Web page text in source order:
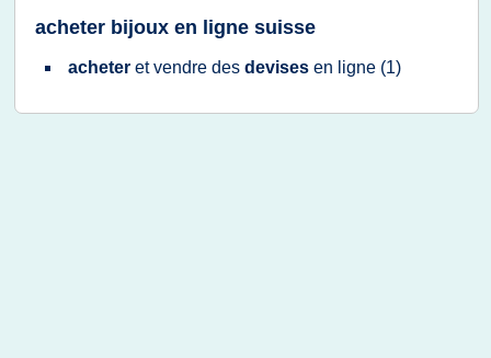
acheter bijoux en ligne suisse
acheter etvendre des devises en ligne (1)